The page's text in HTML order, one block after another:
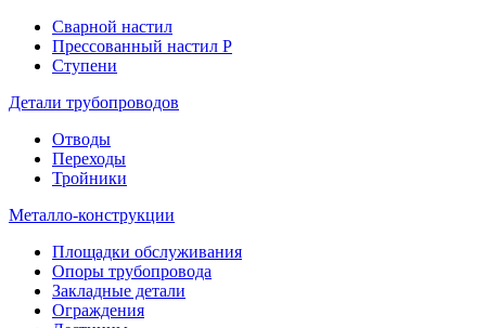
Сварной настил
Прессованный настил P
Ступени
Детали трубопроводов
Отводы
Переходы
Тройники
Металло-конструкции
Площадки обслуживания
Опоры трубопровода
Закладные детали
Ограждения